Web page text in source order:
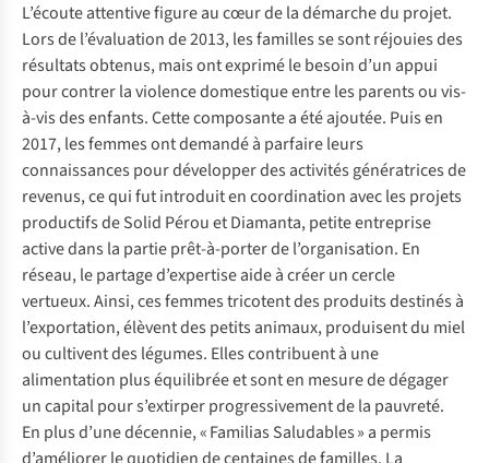
L’écoute attentive figure au cœur de la démarche du projet.
Lors de l’évaluation de 2013, les familles se sont réjouies des
résultats obtenus, mais ont exprimé le besoin d’un appui
pour contrer la violence domestique entre les parents ou vis-
à-vis des enfants. Cette composante a été ajoutée. Puis en
2017, les femmes ont demandé à parfaire leurs
connaissances pour développer des activités génératrices de
revenus, ce qui fut introduit en coordination avec les projets
productifs de Solid Pérou et Diamanta, petite entreprise
active dans la partie prêt-à-porter de l’organisation. En
réseau, le partage d’expertise aide à créer un cercle
vertueux. Ainsi, ces femmes tricotent des produits destinés à
l’exportation, élèvent des petits animaux, produisent du miel
ou cultivent des légumes. Elles contribuent à une
alimentation plus équilibrée et sont en mesure de dégager
un capital pour s’extirper progressivement de la pauvreté.
En plus d’une décennie, « Familias Saludables » a permis